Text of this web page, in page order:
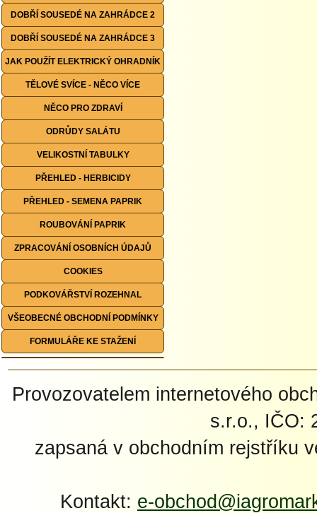
DOBŘÍ SOUSEDÉ NA ZAHRÁDCE 2
DOBŘÍ SOUSEDÉ NA ZAHRÁDCE 3
JAK POUŽÍT ELEKTRICKÝ OHRADNÍK
TĚLOVÉ SVÍCE - NĚCO VÍCE
NĚCO PRO ZDRAVÍ
ODRŮDY SALÁTU
VELIKOSTNÍ TABULKY
PŘEHLED - HERBICIDY
PŘEHLED - SEMENA PAPRIK
ROUBOVÁNÍ PAPRIK
ZPRACOVÁNÍ OSOBNÍCH ÚDAJŮ
COOKIES
PODKOVÁŘSTVÍ ROZEHNAL
VŠEOBECNÉ OBCHODNÍ PODMÍNKY
FORMULÁŘE KE STAŽENÍ
Provozovatelem internetového
s.r.o., IČO:
zapsaná v obchodním rejstříku
Kontakt: e-